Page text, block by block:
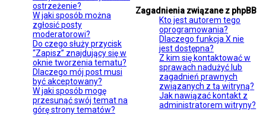
ostrzeżenie?
W jaki sposób można
zgłosić posty
moderatorowi?
Do czego służy przycisk
“Zapisz” znajdujący się w
oknie tworzenia tematu?
Dlaczego mój post musi
być akceptowany?
W jaki sposób mogę
przesunąć swój temat na
górę strony tematów?
Zagadnienia związane z phpBB
Kto jest autorem tego
oprogramowania?
Dlaczego funkcja X nie
jest dostępna?
Z kim się kontaktować w
sprawach nadużyć lub
zagadnień prawnych
związanych z tą witryną?
Jak nawiązać kontakt z
administratorem witryny?